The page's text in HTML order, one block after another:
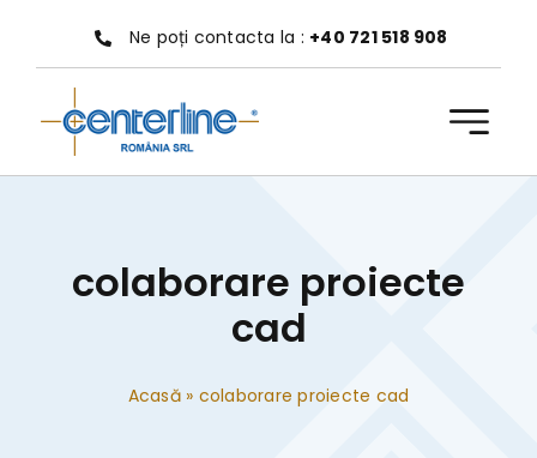
conținut
Ne poți contacta la : +40 721 518 908
colaborare proiecte
cad
Acasă» colaborare proiecte cad